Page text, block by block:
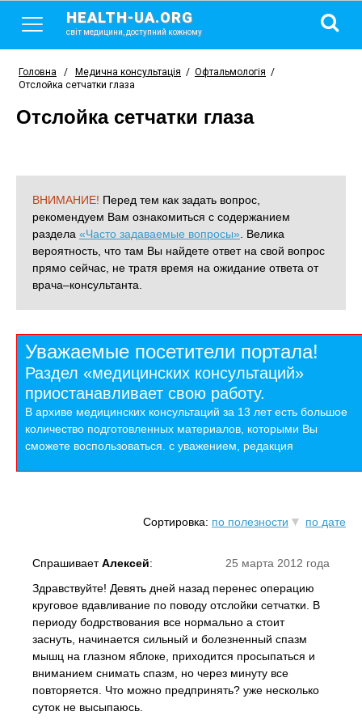
HEALTH-UA.ORG
світ медицини, доступний кожному
Головна / Медична консультація / Офтальмологія /
Отслойка сетчатки глаза
Отслойка сетчатки глаза
ВНИМАНИЕ! Перед тем как задать вопрос,
рекомендуем Вам ознакомиться с содержанием
раздела «Часто задаваемые вопросы» . Велика
вероятность, что там Вы найдете ответ на свой вопрос
прямо сейчас, не тратя время на ожидание ответа от
врача–консультанта.
Уважаемые посетители портала!
Раздел «медицинских консультаций»
приостанавливает свою работу.
В архиве медицинских консультаций за 13 лет есть большое
количество подготовленных материалов, которыми Вы
сможете воспользоваться. с уважением, редакция
Сортировка: по полезности по дате
25 марта 2012 года
СпрашиваетАлексей:
Здравствуйте! Девять дней назад перенес операцию
круговое вдавливание по поводу отслойки сетчатки. В
периоду бодрствования все нормально а стоит
заснуть, начинается сильный и болезненный спазм
мышц на глазном яблоке, приходится просыпаться и
вниманием снимать спазм, но через минуту все
повторяется. Что можно предпринять? уже несколько
суток не высыпаюсь.